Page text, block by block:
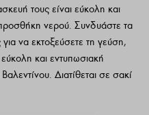
τους είναι εύκολη και
νερού. Συνδυάστε τα
να εκτοξεύσετε τη γεύση,
και εντυπωσιακή
Διατίθεται σε σακί